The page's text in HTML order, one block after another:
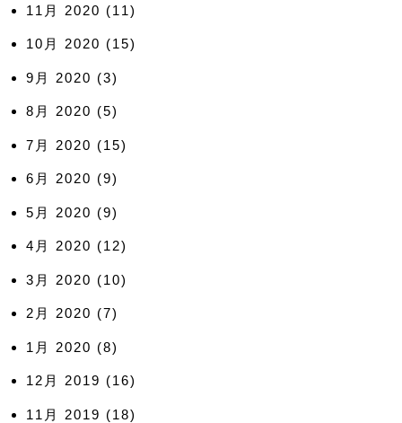
11月 2020 (11)
10月 2020 (15)
9月 2020 (3)
8月 2020 (5)
7月 2020 (15)
6月 2020 (9)
5月 2020 (9)
4月 2020 (12)
3月 2020 (10)
2月 2020 (7)
1月 2020 (8)
12月 2019 (16)
11月 2019 (18)